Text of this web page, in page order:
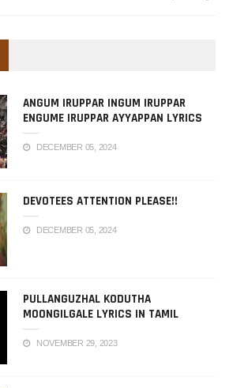
ANGUM IRUPPAR INGUM IRUPPAR
ENGUME IRUPPAR AYYAPPAN LYRICS
IN TAMIL
DECEMBER 05, 2024
DEVOTEES ATTENTION PLEASE!!
DECEMBER 05, 2024
PULLANGUZHAL KODUTHA
MOONGILGALE LYRICS IN TAMIL
NOVEMBER 29, 2023